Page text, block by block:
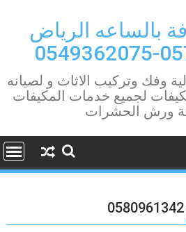
بالساعه الرياض
وفك وتركيب الاثاث و لصيانه
لجميع خدمات المكيفات
ورش الحشرات